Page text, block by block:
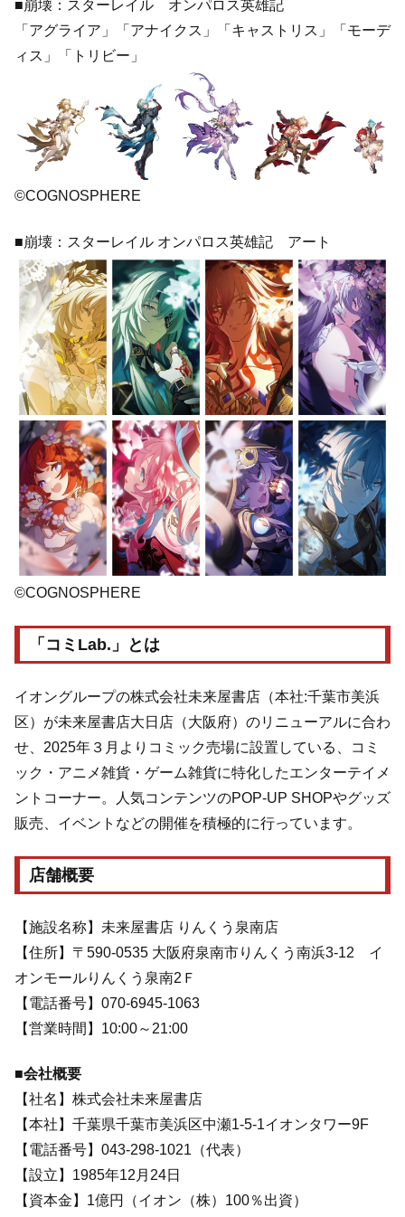
■崩壊：スターレイル オンパロス英雄記
「アグライア」「アナイクス」「キャストリス」「モーデ
ィス」「トリビー」
©COGNOSPHERE
■崩壊：スターレイル オンパロス英雄記 アート
©COGNOSPHERE
「コミLab.」とは
イオングループの株式会社未来屋書店（本社:千葉市美浜
区）が未来屋書店大日店（大阪府）のリニューアルに合わ
せ、2025年３月よりコミック売場に設置している、コミ
ック・アニメ雑貨・ゲーム雑貨に特化したエンターテイメ
ントコーナー。人気コンテンツのPOP-UP SHOPやグッズ
販売、イベントなどの開催を積極的に行っています。
店舗概要
【施設名称】未来屋書店 りんくう泉南店
【住所】〒590-0535 大阪府泉南市りんくう南浜3-12 イ
オンモールりんくう泉南2Ｆ
【電話番号】070-6945-1063
【営業時間】10:00～21:00
■会社概要
【社名】株式会社未来屋書店
【本社】千葉県千葉市美浜区中瀬1-5-1イオンタワー9F
【電話番号】043-298-1021（代表）
【設立】1985年12月24日
【資本金】1億円（イオン（株）100％出資）